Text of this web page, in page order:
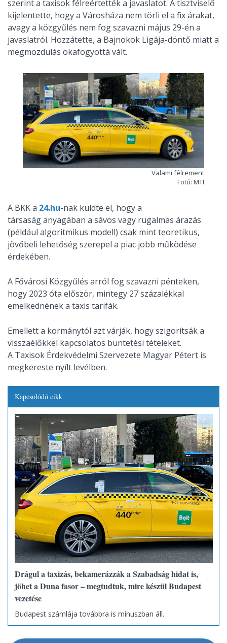
szerint a taxisok félreértették a javaslatot. A tisztviselő
kijelentette, hogy a Városháza nem törli el a fix árakat,
avagy a közgyűlés nem fog szavazni május 29-én a
javaslatról. Hozzátette, a Bajnokok Ligája-döntő miatt a
megmozdulás okafogyottá vált.
Valami félrement
Fotó: MTI
A BKK a 24.hu-nak küldte el, hogy a
társaság anyagában a sávos vagy rugalmas árazás
(például algoritmikus modell) csak mint teoretikus,
jövőbeli lehetőség szerepel a piac jobb működése
érdekében.
A Fővárosi Közgyűlés arról fog szavazni pénteken,
hogy 2023 óta először, mintegy 27 százalékkal
emelkednének a taxis tarifák.
Emellett a kormánytól azt várják, hogy szigorítsák a
visszaélőkkel kapcsolatos büntetési tételeket.
A Taxisok Érdekvédelmi Szervezete Magyar Pétert is
megkereste nyílt levélben.
Kapcsolódó cikk
Drágul a taxizás, bekamerázzák a Szabadság hidat is,
jöhet a Duna fasor – megtudtuk, mire készül Budapest
vezetése
Budapest számlája továbbra is mínuszban áll.